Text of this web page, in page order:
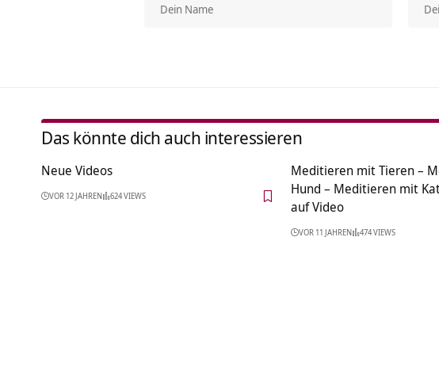
Das könnte dich auch interessieren
Neue Videos
VOR 12 JAHREN 624 VIEWS
Meditieren mit Tieren –
Hund – Meditieren mit
auf Video
VOR 11 JAHREN 474 VIEWS